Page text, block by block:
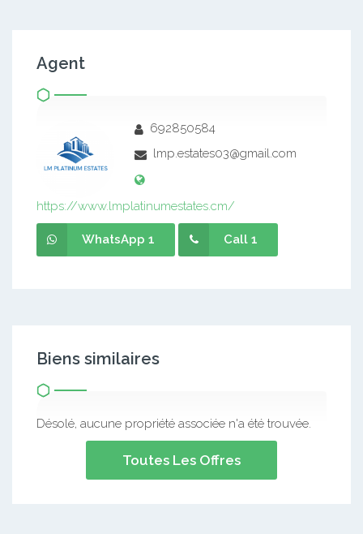
Agent
692850584
lmp.estates03@gmail.com
https://www.lmplatinumestates.cm/
WhatsApp 1 Call 1
Biens similaires
Désolé, aucune propriété associée n'a été trouvée.
Toutes Les Offres